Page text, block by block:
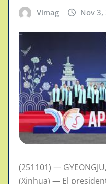
Vimag Nov 3,
(251101) —
(Xinhua) — El